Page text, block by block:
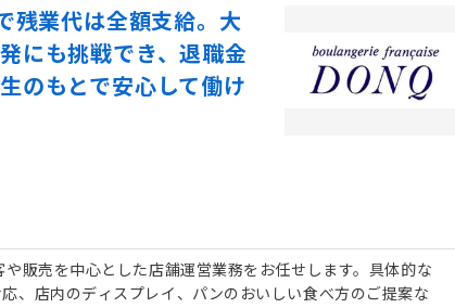
残業代は全額支給。大
にも挑戦でき、退職金
のもとで安心して働け
販売を中心とした店舗運営業務をお任せします。具体的な
、店内のディスプレイ、パンのおいしい食べ方のご提案な